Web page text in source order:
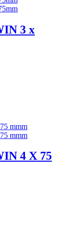
3 x
4 X 75